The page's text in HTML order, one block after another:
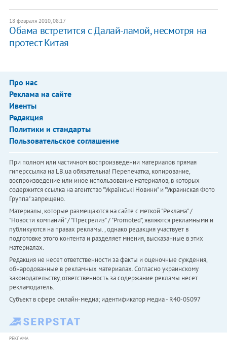
18 февраля 2010, 08:17
Обама встретится с Далай-ламой, несмотря на
протест Китая
Про нас
Реклама на сайте
Ивенты
Редакция
Политики и стандарты
Пользовательское соглашение
При полном или частичном воспроизведении материалов прямая
гиперссылка на LB.ua обязательна! Перепечатка, копирование,
воспроизведение или иное использование материалов, в которых
содержится ссылка на агентство "Українськi Новини" и "Украинская Фото
Группа" запрещено.
Материалы, которые размещаются на сайте с меткой "Реклама" /
"Новости компаний" / "Пресрелиз" / "Promoted", являются рекламными и
публикуются на правах рекламы. , однако редакция участвует в
подготовке этого контента и разделяет мнения, высказанные в этих
материалах.
Редакция не несет ответственности за факты и оценочные суждения,
обнародованные в рекламных материалах. Согласно украинскому
законодательству, ответственность за содержание рекламы несет
рекламодатель.
Субъект в сфере онлайн-медиа; идентификатор медиа - R40-05097
РЕКЛАМА